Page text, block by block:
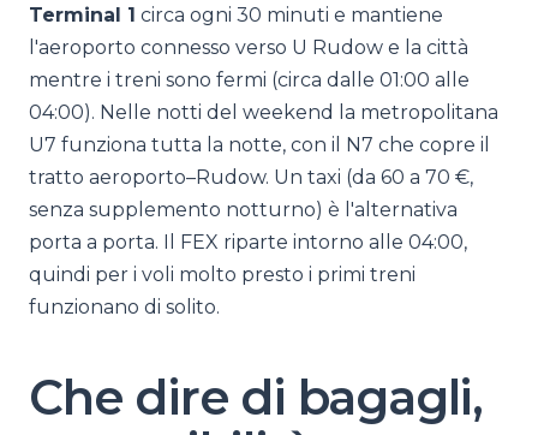
Terminal 1 circa ogni 30 minuti e mantiene
l'aeroporto connesso verso U Rudow e la città
mentre i treni sono fermi (circa dalle 01:00 alle
04:00). Nelle notti del weekend la metropolitana
U7 funziona tutta la notte, con il N7 che copre il
tratto aeroporto–Rudow. Un taxi (da 60 a 70 €,
senza supplemento notturno) è l'alternativa
porta a porta. Il FEX riparte intorno alle 04:00,
quindi per i voli molto presto i primi treni
funzionano di solito.
Che dire di bagagli,